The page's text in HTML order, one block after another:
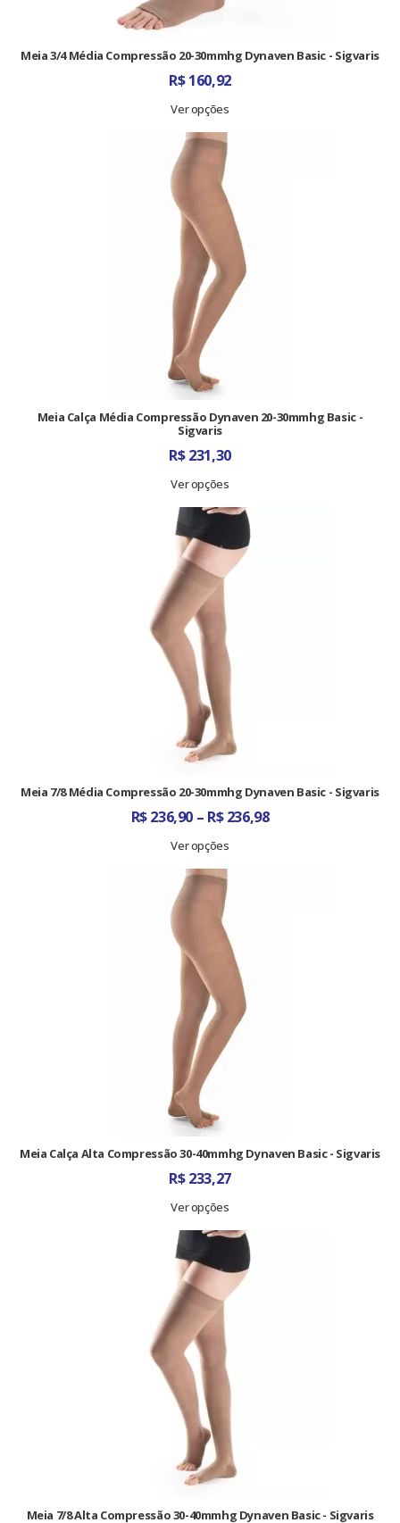
Meia 3/4 Média Compressão 20-30mmhg Dynaven Basic - Sigvaris
R$160,92
Ver opções
Meia Calça Média Compressão Dynaven 20-30mmhg Basic -
Sigvaris
R$231,30
Ver opções
Meia 7/8 Média Compressão 20-30mmhg Dynaven Basic - Sigvaris
R$236,90 – R$236,98Faixa
Ver opções
Meia Calça Alta Compressão 30-40mmhg Dynaven Basic - Sigvaris
R$233,27
Ver opções
Meia 7/8 Alta Compressão 30-40mmhg Dynaven Basic - Sigvaris